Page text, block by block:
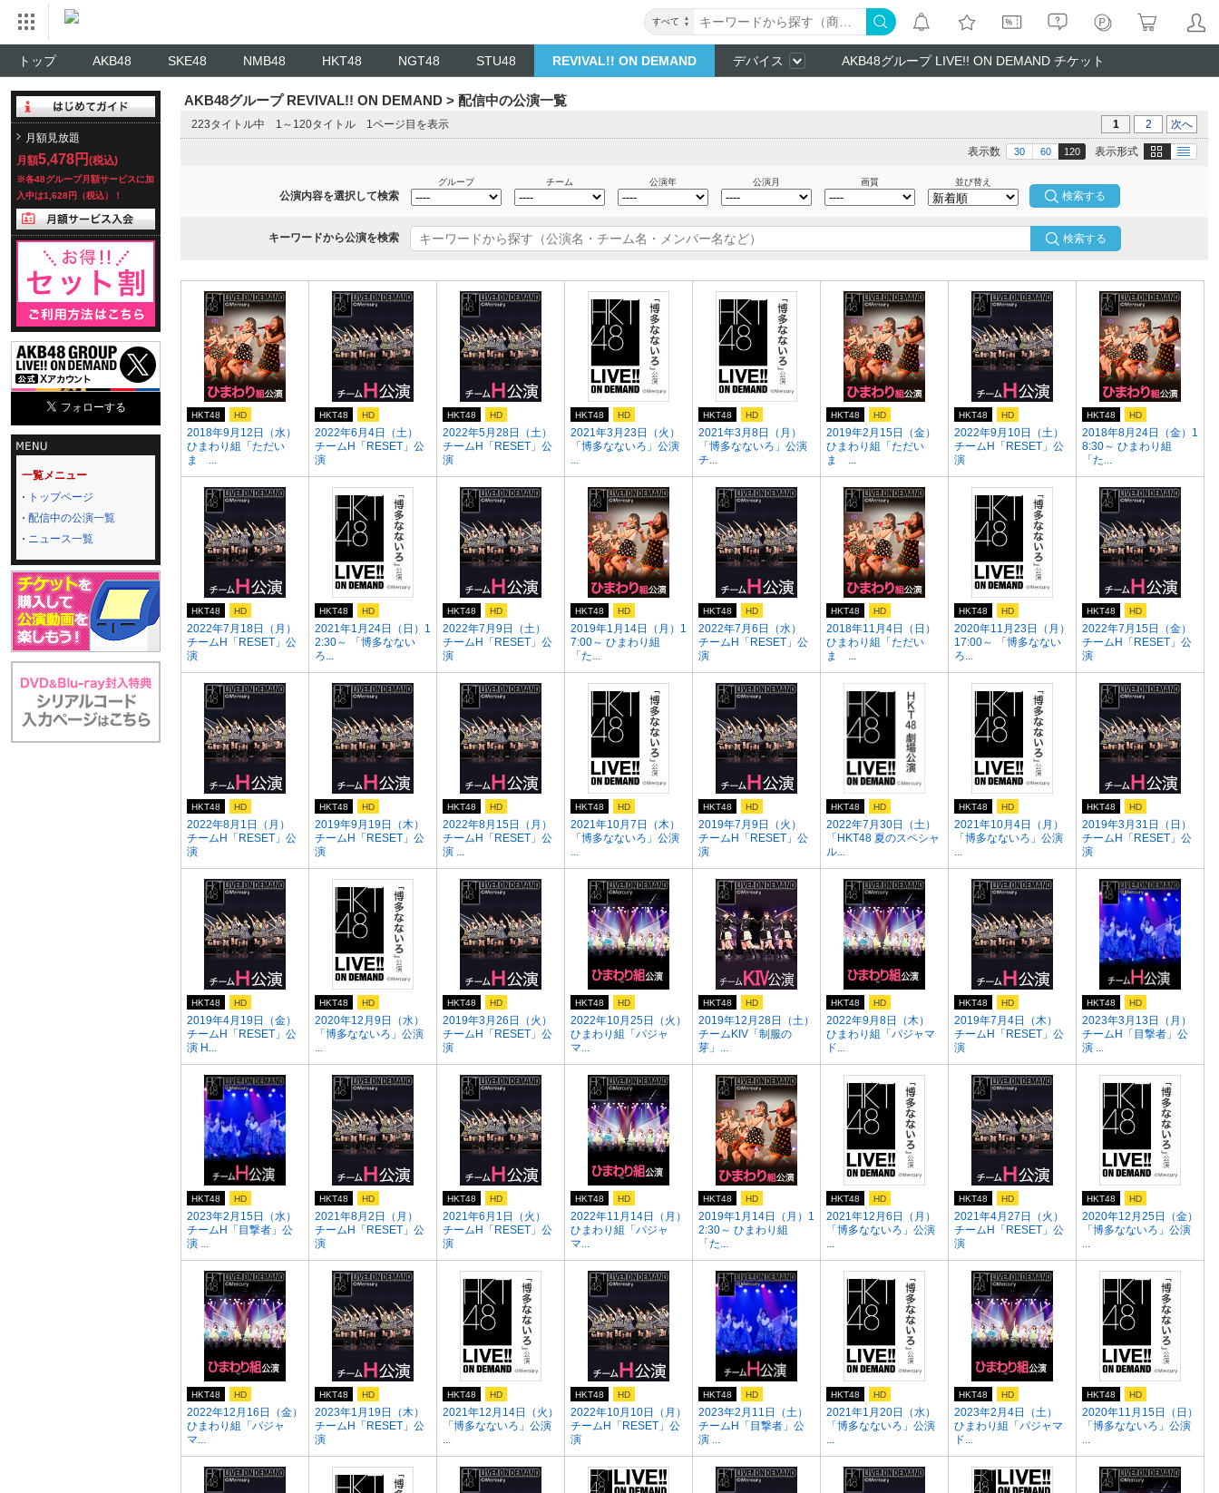
すべて
トップ AKB48 SKE48 NMB48 HKT48 NGT48 STU48 REVIVAL!! ON DEMAND デバイス AKB48グループ LIVE!! ON DEMAND チケット
月額見放題
月額5,478円 (税込)
※各48グループ月額サービスに加
入中は1,628円（税込）！
一覧メニュー
トップページ
配信中の公演一覧
ニュース一覧
AKB48グループ REVIVAL!! ON DEMAND > 配信中の公演一覧
223タイトル中 1～120タイトル 1ページ目を表示 1 2 次へ
表示形式 画像 テキスト
表示数 30 60 120
公演内容を選択して検索
グループ チーム 公演年 公演月 画質 並び替え
キーワードから公演を検索 検索する
2018年9月12日（水）
ひまわり組「ただい
ま ...
HKT48 HD
2022年6月4日（土）
チームH「RESET」公
演
HKT48 HD
2022年5月28日（土）
チームH「RESET」公
演
HKT48 HD
2021年3月23日（火）
「博多なないろ」公演
...
HKT48 HD
2021年3月8日（月）
「博多なないろ」公演
チ...
HKT48 HD
2019年2月15日（金）
ひまわり組「ただい
ま ...
HKT48 HD
2022年9月10日（土）
チームH「RESET」公
演
HKT48 HD
2018年8月24日（金）1
8:30～ ひまわり組
「た...
HKT48 HD
2022年7月18日（月）
チームH「RESET」公
演
HKT48 HD
2021年1月24日（日）1
2:30～ 「博多なない
ろ...
HKT48 HD
2022年7月9日（土）
チームH「RESET」公
演
HKT48 HD
2019年1月14日（月）1
7:00～ ひまわり組
「た...
HKT48 HD
2022年7月6日（水）
チームH「RESET」公
演
HKT48 HD
2018年11月4日（日）
ひまわり組「ただい
ま ...
HKT48 HD
2020年11月23日（月）
17:00～ 「博多なない
ろ...
HKT48 HD
2022年7月15日（金）
チームH「RESET」公
演
HKT48 HD
2022年8月1日（月）
チームH「RESET」公
演
HKT48 HD
2019年9月19日（木）
チームH「RESET」公
演
HKT48 HD
2022年8月15日（月）
チームH「RESET」公
演 ...
HKT48 HD
2021年10月7日（木）
「博多なないろ」公演
...
HKT48 HD
2019年7月9日（火）
チームH「RESET」公
演
HKT48 HD
2022年7月30日（土）
「HKT48 夏のスペシャ
ル...
HKT48 HD
2021年10月4日（月）
「博多なないろ」公演
...
HKT48 HD
2019年3月31日（日）
チームH「RESET」公
演
HKT48 HD
2019年4月19日（金）
チームH「RESET」公
演 H...
HKT48 HD
2020年12月9日（水）
「博多なないろ」公演
...
HKT48 HD
2019年3月26日（火）
チームH「RESET」公
演
HKT48 HD
2022年10月25日（火）
ひまわり組「パジャ
マ...
HKT48 HD
2019年12月28日（土）
チームKIV「制服の
芽」...
HKT48 HD
2022年9月8日（木）
ひまわり組「パジャマ
ド...
HKT48 HD
2019年7月4日（木）
チームH「RESET」公
演
HKT48 HD
2023年3月13日（月）
チームH「目撃者」公
演 ...
HKT48 HD
2023年2月15日（水）
チームH「目撃者」公
演 ...
HKT48 HD
2021年8月2日（月）
チームH「RESET」公
演
HKT48 HD
2021年6月1日（火）
チームH「RESET」公
演
HKT48 HD
2022年11月14日（月）
ひまわり組「パジャ
マ...
HKT48 HD
2019年1月14日（月）1
2:30～ ひまわり組
「た...
HKT48 HD
2021年12月6日（月）
「博多なないろ」公演
...
HKT48 HD
2021年4月27日（火）
チームH「RESET」公
演
HKT48 HD
2020年12月25日（金）
「博多なないろ」公演
...
HKT48 HD
2022年12月16日（金）
ひまわり組「パジャ
マ...
HKT48 HD
2023年1月19日（木）
チームH「RESET」公
演
HKT48 HD
2021年12月14日（火）
「博多なないろ」公演
...
HKT48 HD
2022年10月10日（月）
チームH「RESET」公
演
HKT48 HD
2023年2月11日（土）
チームH「目撃者」公
演 ...
HKT48 HD
2021年1月20日（水）
「博多なないろ」公演
...
HKT48 HD
2023年2月4日（土）
ひまわり組「パジャマ
ド...
HKT48 HD
2020年11月15日（日）
「博多なないろ」公演
...
HKT48 HD